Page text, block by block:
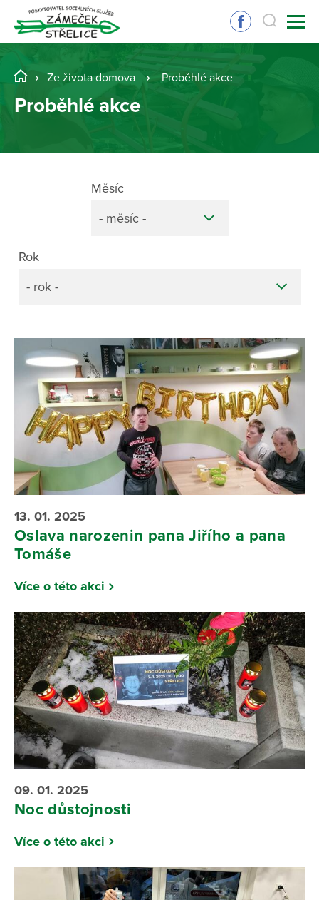
Ze života domova Proběhlé akce
Proběhlé akce
Rok
- rok -
Měsíc
- měsíc -
13. 01. 2025
Oslava narozenin pana Jiřího a pana
Tomáše
Více o této akci
09. 01. 2025
Noc důstojnosti
Více o této akci